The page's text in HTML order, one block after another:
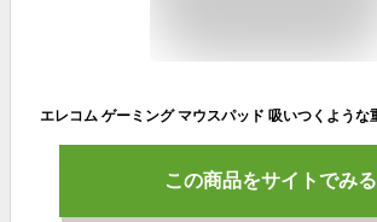
この商品をサイトでみる